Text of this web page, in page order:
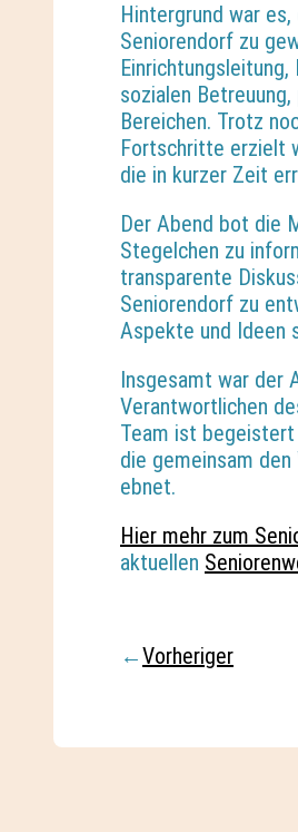
Hintergrund war
Seniorendorf zu
sozialen
Bereichen. Trotz
Fortschritte erzielt
die in kurzer Zeit
Der Abend bot die
Stegelchen zu
transparente
Seniorendorf zu
Aspekte und Ideen
Insgesamt war der
Verantwortlichen
Team ist
die gemeinsam
ebnet.
Hier mehr zum
aktuellen
←Vorheriger